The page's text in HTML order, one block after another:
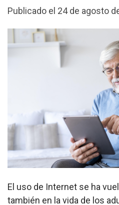
Publicado el 24 de agosto
El uso de Internet se ha
también en la vida de los